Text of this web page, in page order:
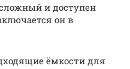
и доступен
он в
ёмкости для